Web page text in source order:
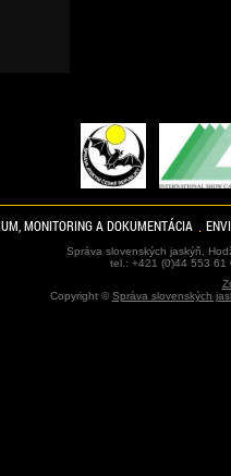
MONITORING A DOKUMENTÁCIA
Správa slovenských jaskýň,
tel.: +421 (0)44 553
Copyright ©Správa slovenských